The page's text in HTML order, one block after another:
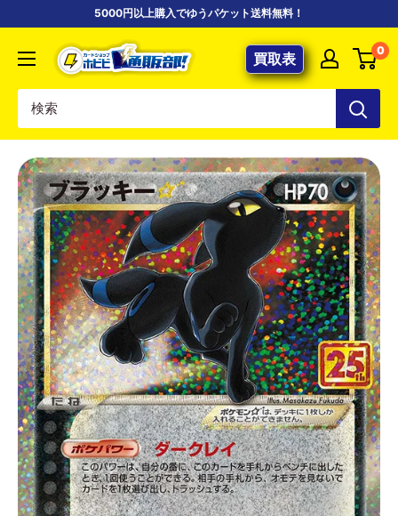
5000円以上購入でゆうパケット送料無料！
【ポ
ケ
専
門
店】
カ
ー
ド
シ
ョ
ッ
プ
ホ
ビ
ビ
通
販
部
買取表 0